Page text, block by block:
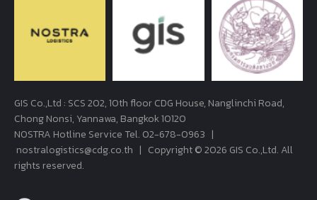
GIS Co.,Ltd : SCS 202, 10th floor CDG House, Nanglinchi Road,
Chong Nonsi, Yannawa, Bangkok 10120
NOSTRA Hotline Service Tel. 02-678-0963 |
nostralogistics@cdg.co.th | Copyright © 2026 GIS Co.,Ltd. All
rights reserved.